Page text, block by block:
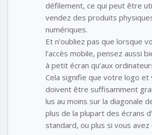
défilement, ce qui peut être
vendez des produits
numériques.
Et n’oubliez pas que lorsque
l’accès mobile, pensez aussi
à petit écran qu’aux
Cela signifie que votre logo
doivent être suffisamment
lus au moins sur la diagonale
plus de la plupart des écrans
standard, ou plus si vous avez